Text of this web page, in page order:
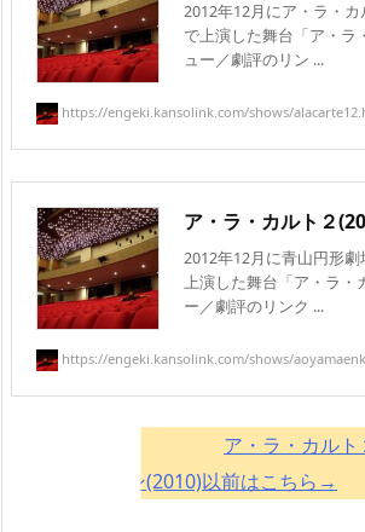
2012年12月にア・ラ・
で上演した舞台「ア・ラ
ュー／劇評のリン ...
https://engeki.kansolink.com/shows/
ア・ラ・カルト２
2012年12月に青山円形
上演した舞台「ア・ラ・
ー／劇評のリンク ...
https://engeki.kansolink.com/shows/
ア・ラ・カルト
いるレストラン(2010)以前はこちら→